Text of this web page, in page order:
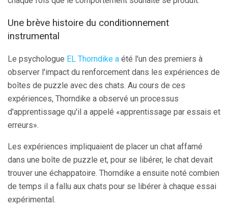
Une brève histoire du conditionnement
instrumental
Le psychologue EL Thorndike a été l'un des premiers à
observer l'impact du renforcement dans les expériences de
boîtes de puzzle avec des chats. Au cours de ces
expériences, Thorndike a observé un processus
d'apprentissage qu'il a appelé «apprentissage par essais et
erreurs».
Les expériences impliquaient de placer un chat affamé
dans une boîte de puzzle et, pour se libérer, le chat devait
trouver une échappatoire. Thorndike a ensuite noté combien
de temps il a fallu aux chats pour se libérer à chaque essai
expérimental.